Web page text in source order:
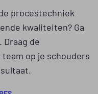
procestechniek
kwaliteiten? Ga
Draag de
op je schouders